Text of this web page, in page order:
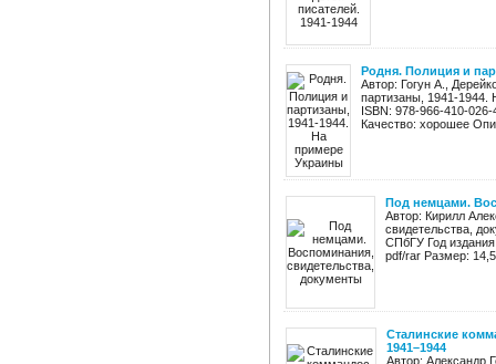
Родня. Полиция и
Автор: Гогун А.,
партизаны, 1941-1944.
ISBN: 978-966-410-
Качество: хорошее
Под немцами.
Автор: Кирилл
свидетельства,
СПбГУ Год
pdf/rar Размер:
Сталинские
1941–1944
Автор: Александр